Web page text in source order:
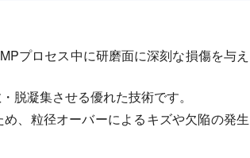
プロセス中に研磨面に深刻な損傷を与え
脱凝集させる優れた技術です。
、粒径オーバーによるキズや欠陥の発生